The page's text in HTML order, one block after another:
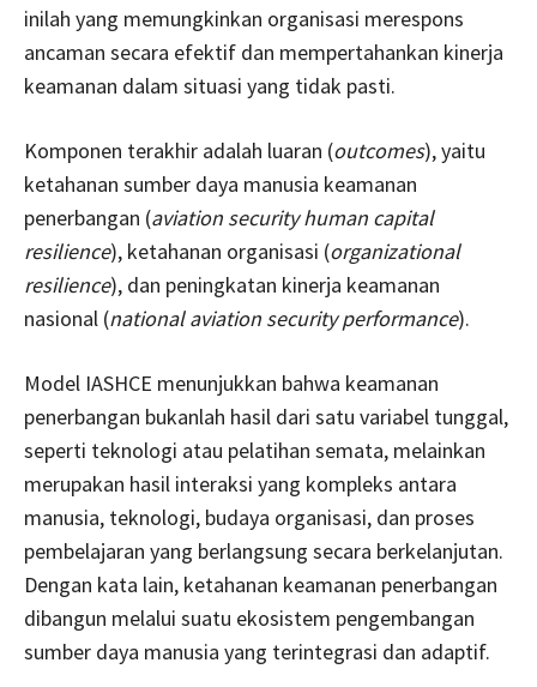
inilah yang memungkinkan organisasi merespons
ancaman secara efektif dan mempertahankan kinerja
keamanan dalam situasi yang tidak pasti.
Komponen terakhir adalah luaran (outcomes), yaitu
ketahanan sumber daya manusia keamanan
penerbangan (aviation security human capital
resilience), ketahanan organisasi (organizational
resilience), dan peningkatan kinerja keamanan
nasional (national aviation security performance).
Model IASHCE menunjukkan bahwa keamanan
penerbangan bukanlah hasil dari satu variabel tunggal,
seperti teknologi atau pelatihan semata, melainkan
merupakan hasil interaksi yang kompleks antara
manusia, teknologi, budaya organisasi, dan proses
pembelajaran yang berlangsung secara berkelanjutan.
Dengan kata lain, ketahanan keamanan penerbangan
dibangun melalui suatu ekosistem pengembangan
sumber daya manusia yang terintegrasi dan adaptif.